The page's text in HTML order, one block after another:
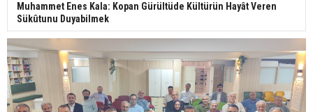
Muhammet Enes Kala: Kopan Gürültüde Kültürün Hayât Veren
Sükûtunu Duyabilmek